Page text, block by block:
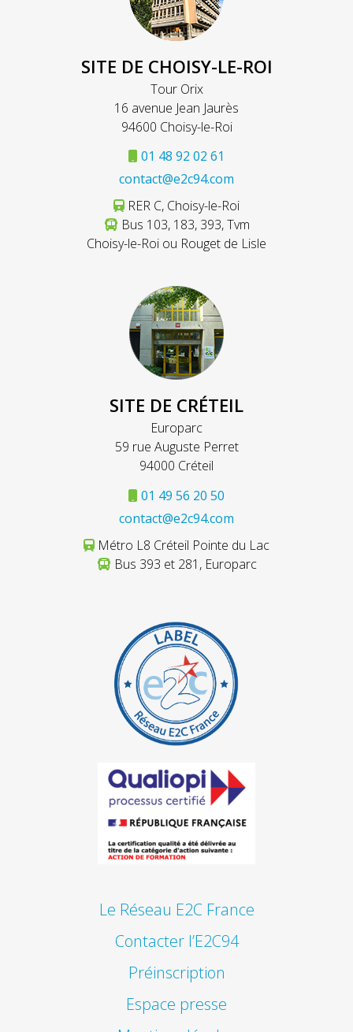
SITE DE CHOISY-LE-ROI
Tour Orix
16 avenue Jean Jaurès
94600 Choisy-le-Roi
01 48 92 02 61
contact@e2c94.com
RER C, Choisy-le-Roi
Bus 103, 183, 393, Tvm
Choisy-le-Roi ou Rouget de Lisle
SITE DE CRÉTEIL
Europarc
59 rue Auguste Perret
94000 Créteil
01 49 56 20 50
contact@e2c94.com
Métro L8 Créteil Pointe du Lac
Bus 393 et 281, Europarc
Le Réseau E2C France
Contacter l’E2C94
Préinscription
Espace presse